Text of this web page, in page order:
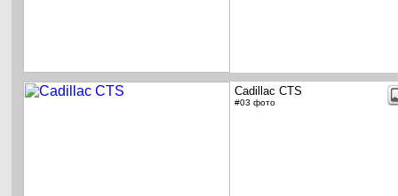
Cadillac CTS
#03 фото